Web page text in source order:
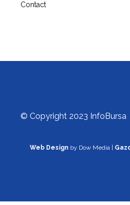
Contact
© Copyright 2023 InfoBursa
Web Design by Dow Media |